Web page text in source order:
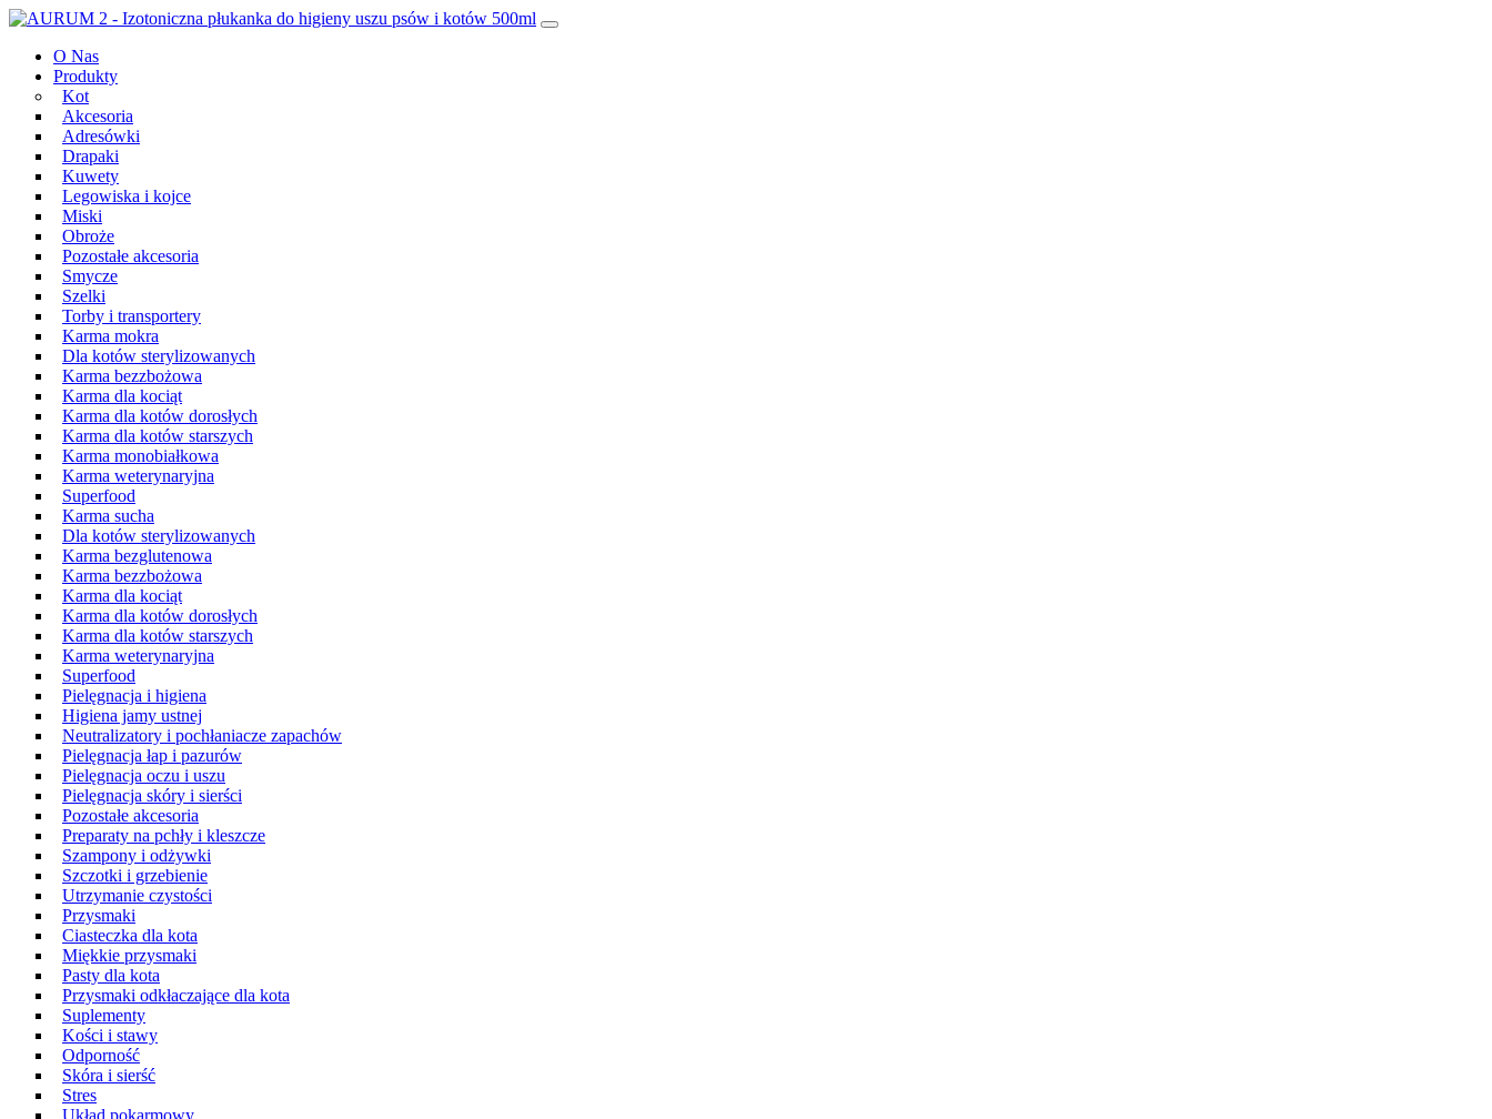
Przeskocz
treści
Main
Navigation
O Nas
Produkty
Kot
Akcesoria
Adresówki
Drapaki
Kuwety
Legowiska i kojce
Miski
Obroże
Pozostałe akcesoria
Smycze
Szelki
Torby i transportery
Karma mokra
Dla kotów sterylizowanych
Karma bezzbożowa
Karma dla kociąt
Karma dla kotów dorosłych
Karma dla kotów starszych
Karma monobiałkowa
Karma weterynaryjna
Superfood
Karma sucha
Dla kotów sterylizowanych
Karma bezglutenowa
Karma bezzbożowa
Karma dla kociąt
Karma dla kotów dorosłych
Karma dla kotów starszych
Karma weterynaryjna
Superfood
Pielęgnacja i higiena
Higiena jamy ustnej
Neutralizatory i pochłaniacze zapachów
Pielęgnacja łap i pazurów
Pielęgnacja oczu i uszu
Pielęgnacja skóry i sierści
Pozostałe akcesoria
Preparaty na pchły i kleszcze
Szampony i odżywki
Szczotki i grzebienie
Utrzymanie czystości
Przysmaki
Ciasteczka dla kota
Miękkie przysmaki
Pasty dla kota
Przysmaki odkłaczające dla kota
Suplementy
Kości i stawy
Odporność
Skóra i sierść
Stres
Układ pokarmowy